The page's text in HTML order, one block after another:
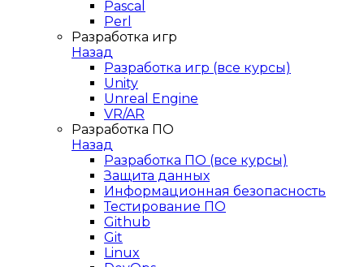
Pascal
Perl
Разработка игр
Назад
Разработка игр (все курсы)
Unity
Unreal Engine
VR/AR
Разработка ПО
Назад
Разработка ПО (все курсы)
Защита данных
Информационная безопасность
Тестирование ПО
Github
Git
Linux